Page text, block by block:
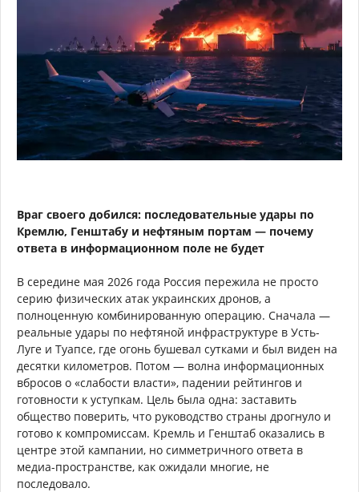
Враг своего добился: последовательные удары по
Кремлю, Генштабу и нефтяным портам — почему
ответа в информационном поле не будет
В середине мая 2026 года Россия пережила не просто
серию физических атак украинских дронов, а
полноценную комбинированную операцию. Сначала —
реальные удары по нефтяной инфраструктуре в Усть-
Луге и Туапсе, где огонь бушевал сутками и был виден на
десятки километров. Потом — волна информационных
вбросов о «слабости власти», падении рейтингов и
готовности к уступкам. Цель была одна: заставить
общество поверить, что руководство страны дрогнуло и
готово к компромиссам. Кремль и Генштаб оказались в
центре этой кампании, но симметричного ответа в
медиа-пространстве, как ожидали многие, не
последовало.